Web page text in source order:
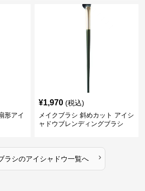
形アイ
¥1,970 (税込)
メイクブラシ 斜めカット アイシ
ャドウブレンディングブラシ
ラシのアイシャドウ一覧へ ›